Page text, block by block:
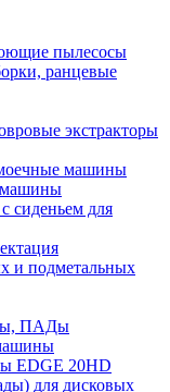
пылесосы
ранцевые
экстракторы
машины
машины
сиденьем для
и подметальных
ПАДы
EDGE 20HD
для дисковых